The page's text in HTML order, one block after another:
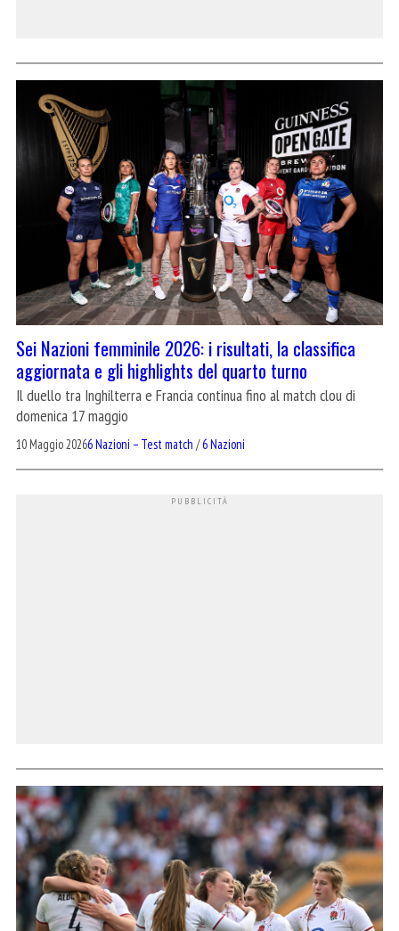
Sei Nazioni femminile 2026: i risultati, la classifica
aggiornata e gli highlights del quarto turno
Il duello tra Inghilterra e Francia continua fino al match clou di
domenica 17 maggio
10 Maggio 20266 Nazioni – Test match /6 Nazioni